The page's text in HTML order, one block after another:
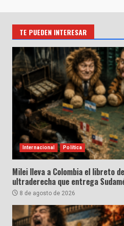
TE PUEDEN INTERESAR
Internacional Política
Milei lleva a Colombia el libreto
ultraderecha que entrega
8 de agosto de 2026